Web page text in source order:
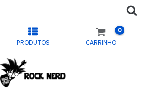
PRODUTOS CARRINHO
0